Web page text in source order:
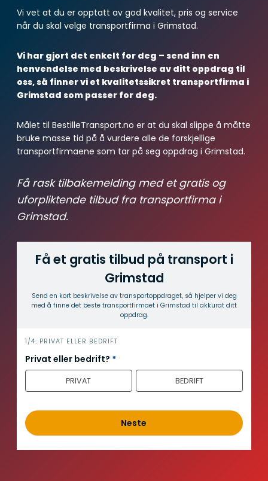
Vi vet at du er opptatt av god kvalitet, pris og service
når du skal velge transportfirma i Grimstad.
Vi har gjort det enkelt for deg – send inn en
henvendelse med beskrivelse av ditt oppdrag til
oss, så finner vi et kvalitetssikret transportfirma i
Grimstad som passer for deg.
Målet til BestilleTransport.no er at du skal slippe å måtte
bruke masse tid på å vurdere alle de forskjellige
transportfirmaene som tar på seg oppdrag i Grimstad.
Få rask tilbakemelding med et gratis og
uforpliktende tilbud fra transportfirma i
Grimstad.
Få et gratis tilbud på transport i
Grimstad
Send en kort beskrivelse av transport­oppdraget, så hjelper vi deg
med å finne det beste transport­firmaet i Grimstad til akkurat ditt
oppdrag.
i
n
n
o
d
1/4: PRIVAT ELLER BEDRIFT
Privat eller bedrift? *
PRIVAT BEDRIFT
Neste